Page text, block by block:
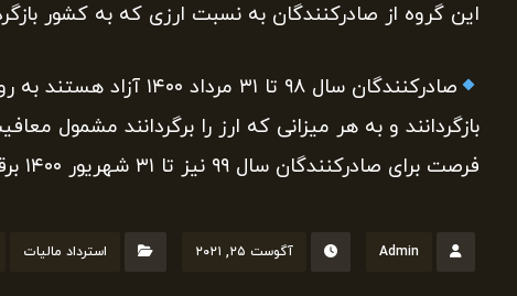
این گروه از صادرکنندگان به نسبت ارزی که به کشور
صادرکنندگان سال ۹۸ تا
بازگردانند و به هر میزانی که ارز را برگردانند مشمول
فرصت برای صادرکنندگان سال ۹۹ نیز تا ۳۱ شهریور ۱۴۰۰ برقرار است.
Admin آگوست ۲۵, ۲۰۲۱ استرداد مالیات